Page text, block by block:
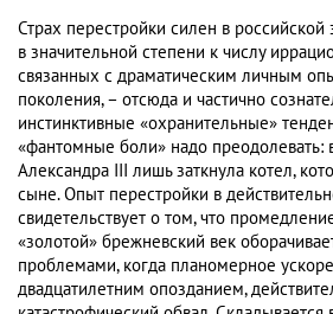
Страх перестройки силен в российской
в значительной степени к числу
связанных с драматическим личным
поколения, – отсюда и частично
инстинктивные «охранительные»
«фантомные боли» надо преодолевать:
Александра III лишь заткнула котел,
сыне. Опыт перестройки в
свидетельствует о том, что
«золотой» брежневский век
проблемами, когда планомерное
двадцатилетним опозданием,